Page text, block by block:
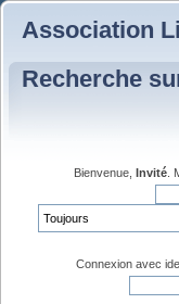
Association
Recherche
Bienvenue, Invité .
Connexion avec